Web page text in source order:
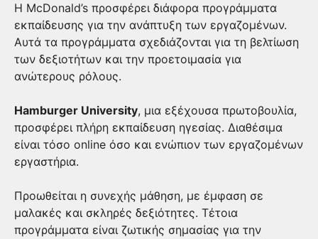
Η McDonald’s προσφέρει διάφορα προγράμματα
εκπαίδευσης για την ανάπτυξη των εργαζομένων.
Αυτά τα προγράμματα σχεδιάζονται για τη βελτίωση
των δεξιοτήτων και την προετοιμασία για
ανώτερους ρόλους.
Hamburger University, μια εξέχουσα πρωτοβουλία,
προσφέρει πλήρη εκπαίδευση ηγεσίας. Διαθέσιμα
είναι τόσο online όσο και ενώπιον των εργαζομένων
εργαστήρια.
Προωθείται η συνεχής μάθηση, με έμφαση σε
μαλακές και σκληρές δεξιότητες. Τέτοια
προγράμματα είναι ζωτικής σημασίας για την